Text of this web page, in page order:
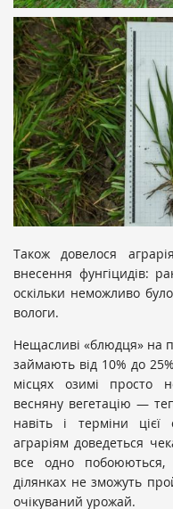
Також довелося
внесення фунгіцидів:
оскільки неможливо
вологи.
Нещасливі «блюдця» на
займають від 10% до
місцях озимі просто
весняну вегетацію —
навіть і терміни цієї
аграріям доведеться
все одно
ділянках не зможуть
очікуваний урожай.